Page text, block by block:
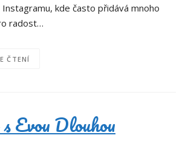
Instagramu, kde často přidává mnoho
radost…
ČTENÍ
Evou Dlouhou